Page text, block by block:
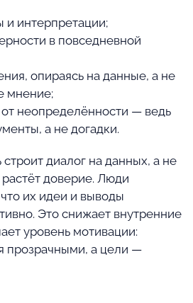
и интерпретации;
в повседневной
опираясь на данные, а не
мнение;
неопределённости — ведь
а не догадки.
строит диалог на данных, а не
доверие. Люди
их идеи и выводы
Это снижает внутренние
уровень мотивации:
прозрачными, а цели —